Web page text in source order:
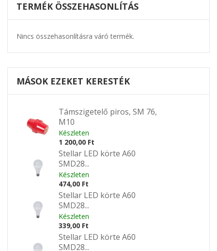
TERMÉK ÖSSZEHASONLÍTÁS
Nincs összehasonlításra váró termék.
MÁSOK EZEKET KERESTÉK
Támszigetelő piros, SM 76,
M10
Készleten
1 200,00 Ft
Stellar LED körte A60
SMD28...
Készleten
474,00 Ft
Stellar LED körte A60
SMD28...
Készleten
339,00 Ft
Stellar LED körte A60
SMD28...